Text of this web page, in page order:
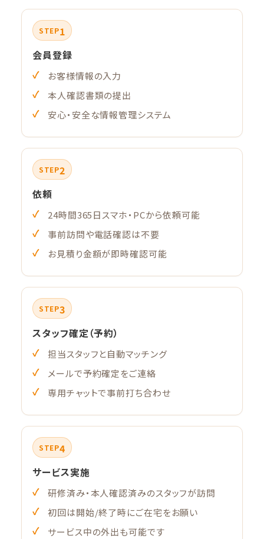
STEP1
会員登録
お客様情報の入力
本人確認書類の提出
安心・安全な情報管理システム
STEP2
依頼
24時間365日スマホ・PCから依頼可能
事前訪問や電話確認は不要
お見積り金額が即時確認可能
STEP3
スタッフ確定（予約）
担当スタッフと自動マッチング
メールで予約確定をご連絡
専用チャットで事前打ち合わせ
STEP4
サービス実施
研修済み・本人確認済みのスタッフが訪問
初回は開始/終了時にご在宅をお願い
サービス中の外出も可能です